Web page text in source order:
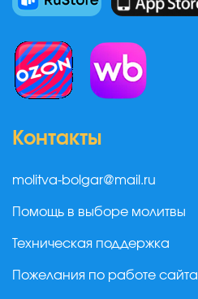
Контакты
molitva-bolgar@mail.ru
Помощь в выборе молитвы
Техническая поддержка
Пожелания по работе сайта